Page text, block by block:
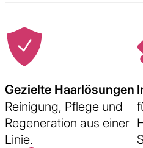
Gezielte Haarlösungen
Reinigung, Pflege und
Regeneration aus einer
Linie.